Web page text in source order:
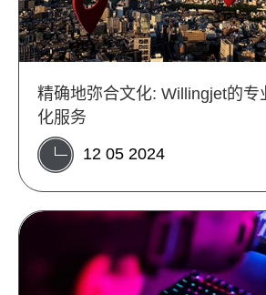
精确地弥合文化: Willingjet的专
化服务
12 05 2024